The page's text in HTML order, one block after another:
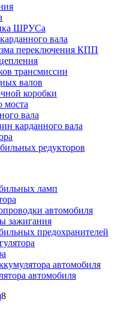
ШРУСа
вала
переключения КПП
трансмиссии
валов
коробки
моста
вала
карданного вала
редукторов
ламп
автомобиля
зажигания
предохранителей
автомобиля
автомобиля
8